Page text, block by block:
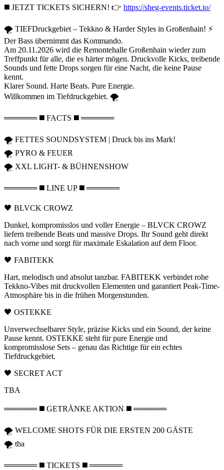
◼️ JETZT TICKETS SICHERN! 👉 https://sheg-events.ticket.io/
🌪️ TIEFDruckgebiet – Tekkno & Harder Styles in Großenhain! ⚡
Der Bass übernimmt das Kommando.
Am 20.11.2026 wird die Remontehalle Großenhain wieder zum
Treffpunkt für alle, die es härter mögen. Druckvolle Kicks, treibende
Sounds und fette Drops sorgen für eine Nacht, die keine Pause
kennt.
Klarer Sound. Harte Beats. Pure Energie.
Willkommen im Tiefdruckgebiet. 🌪️
══════ ◼️ FACTS ◼️ ══════
🌪️ FETTES SOUNDSYSTEM | Druck bis ins Mark!
🌪️ PYRO & FEUER
🌪️ XXL LIGHT- & BÜHNENSHOW
══════ ◼️ LINE UP ◼️ ══════
🖤 BLVCK CROWZ
Dunkel, kompromisslos und voller Energie – BLVCK CROWZ
liefern treibende Beats und massive Drops. Ihr Sound geht direkt
nach vorne und sorgt für maximale Eskalation auf dem Floor.
🖤 FABITEKK
Hart, melodisch und absolut tanzbar. FABITEKK verbindet rohe
Tekkno-Vibes mit druckvollen Elementen und garantiert Peak-Time-
Atmosphäre bis in die frühen Morgenstunden.
🖤 OSTEKKE
Unverwechselbarer Style, präzise Kicks und ein Sound, der keine
Pause kennt. OSTEKKE steht für pure Energie und
kompromisslose Sets – genau das Richtige für ein echtes
Tiefdruckgebiet.
🖤 SECRET ACT
TBA
══════ ◼️ GETRÄNKE AKTION ◼️ ══════
🌪️ WELCOME SHOTS FÜR DIE ERSTEN 200 GÄSTE
🌪️ tba
══════ ◼️ TICKETS ◼️ ══════